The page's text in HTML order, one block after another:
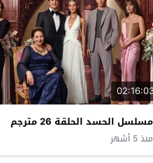
مسلسل الحسد الحلقة 26 مترجم
منذ 5 أشهر